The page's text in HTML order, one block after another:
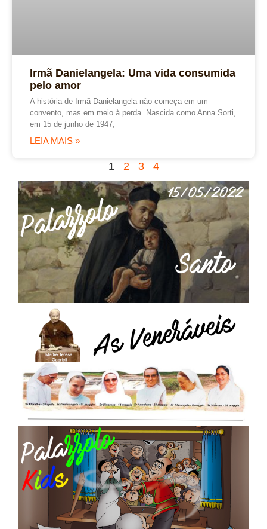
Irmã Danielangela: Uma vida consumida
pelo amor
A história de Irmã Danielangela não começa em um
convento, mas em meio à perda. Nascida como Anna Sorti,
em 15 de junho de 1947,
LEIA MAIS »
1 2 3 4